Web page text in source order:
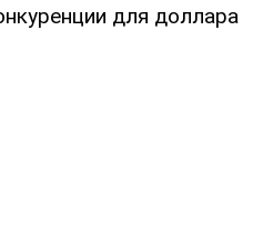
для доллара